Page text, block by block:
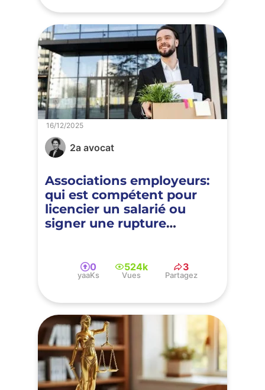
2a avocat
Associations employeurs:
qui est compétent pour
licencier un salarié ou
signer une rupture
16/12/2025
0
yaaKs
524k
Vues
3
Partagez